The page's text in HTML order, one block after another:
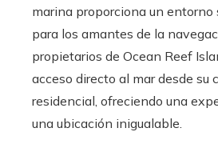
marina proporciona un entorno
para los amantes de la
propietarios de Ocean Reef
acceso directo al mar desde su
residencial, ofreciendo una
una ubicación inigualable.